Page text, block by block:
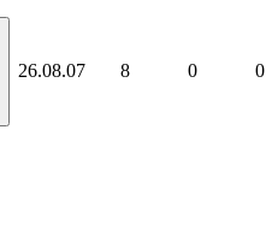
26.08.07 8 0 0